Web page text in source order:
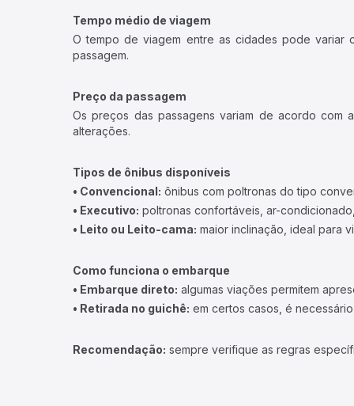
Tempo médio de viagem
O tempo de viagem entre as cidades pode variar
passagem.
Preço da passagem
Os preços das passagens variam de acordo com
alterações.
Tipos de ônibus disponíveis
• Convencional: ônibus com poltronas do tipo
• Executivo: poltronas confortáveis, ar-
• Leito ou Leito-cama: maior inclinação, ideal para
Como funciona o embarque
• Embarque direto: algumas viações permitem
• Retirada no guichê: em certos casos, é
Recomendação: sempre verifique as regras